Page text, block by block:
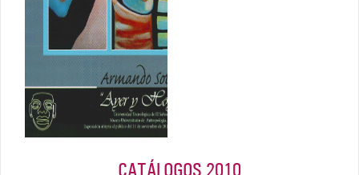
Hoy
2011